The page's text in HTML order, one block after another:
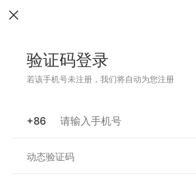
验证码登录
若该手机号未注册，我们将自动为您注册
+86